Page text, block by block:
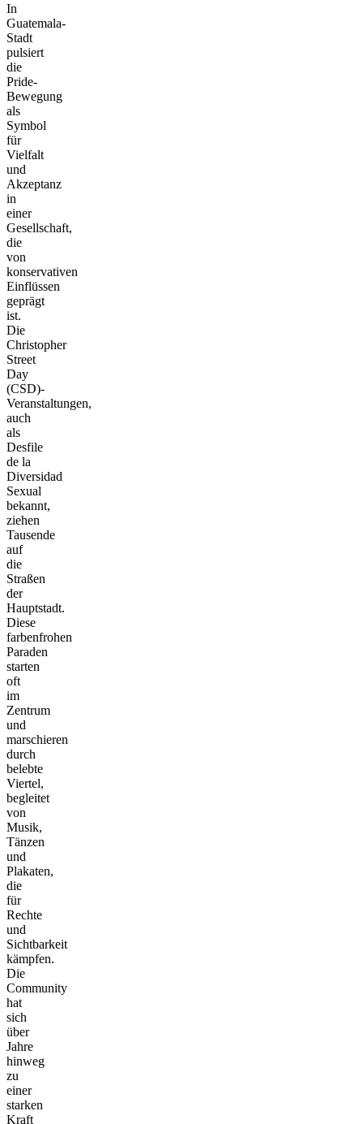
In
Guatemala-
Stadt
pulsiert
die
Pride-
Bewegung
als
Symbol
für
Vielfalt
und
Akzeptanz
in
einer
Gesellschaft,
die
von
konservativen
Einflüssen
geprägt
ist.
Die
Christopher
Street
Day
(CSD)-
Veranstaltungen,
auch
als
Desfile
de la
Diversidad
Sexual
bekannt,
ziehen
Tausende
auf
die
Straßen
der
Hauptstadt.
Diese
farbenfrohen
Paraden
starten
oft
im
Zentrum
und
marschieren
durch
belebte
Viertel,
begleitet
von
Musik,
Tänzen
und
Plakaten,
die
für
Rechte
und
Sichtbarkeit
kämpfen.
Die
Community
hat
sich
über
Jahre
hinweg
zu
einer
starken
Kraft